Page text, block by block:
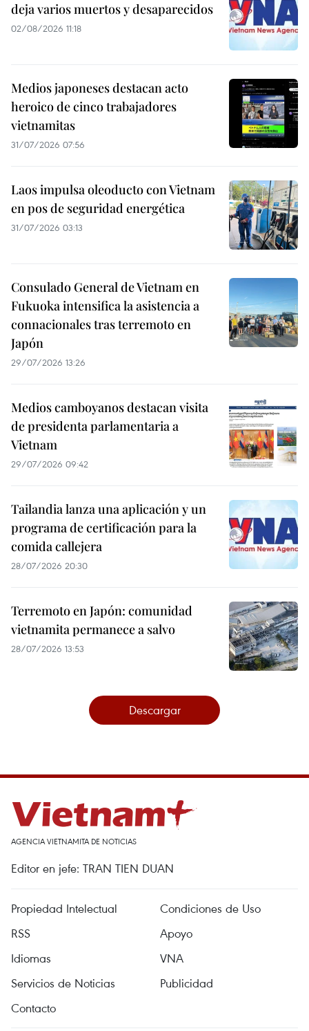
deja varios muertos y desaparecidos
02/08/2026 11:18
Medios japoneses destacan acto
heroico de cinco trabajadores
vietnamitas
31/07/2026 07:56
Laos impulsa oleoducto con Vietnam
en pos de seguridad energética
31/07/2026 03:13
Consulado General de Vietnam en
Fukuoka intensifica la asistencia a
connacionales tras terremoto en
Japón
29/07/2026 13:26
Medios camboyanos destacan visita
de presidenta parlamentaria a
Vietnam
29/07/2026 09:42
Tailandia lanza una aplicación y un
programa de certificación para la
comida callejera
28/07/2026 20:30
Terremoto en Japón: comunidad
vietnamita permanece a salvo
28/07/2026 13:53
Descargar
AGENCIA VIETNAMITA DE NOTICIAS
Editor en jefe: TRAN TIEN DUAN
Propiedad Intelectual
Condiciones de Uso
RSS
Apoyo
Idiomas
VNA
Servicios de Noticias
Publicidad
Contacto